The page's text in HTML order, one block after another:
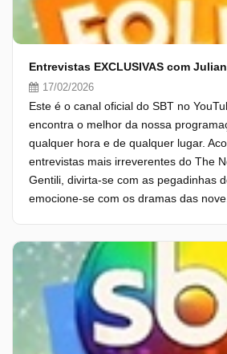
17/02/2026
Este é o canal oficial do SBT no
encontra o melhor da nossa
qualquer hora e de qualquer lugar.
entrevistas mais irreverentes do The
Gentili, divirta-se com as pegadinhas
emocione-se com os dramas das